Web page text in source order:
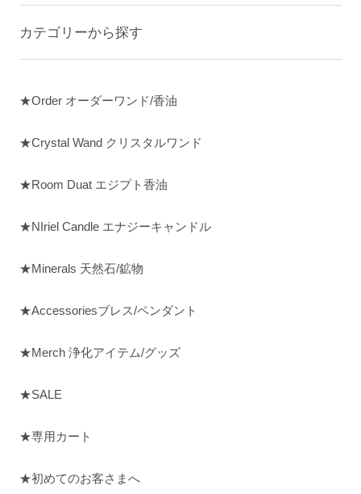
カテゴリーから探す
★Order オーダーワンド/香油
★Crystal Wand クリスタルワンド
★Room Duat エジプト香油
★NIriel Candle エナジーキャンドル
★Minerals 天然石/鉱物
★Accessoriesブレス/ペンダント
★Merch 浄化アイテム/グッズ
★SALE
★専用カート
★初めてのお客さまへ